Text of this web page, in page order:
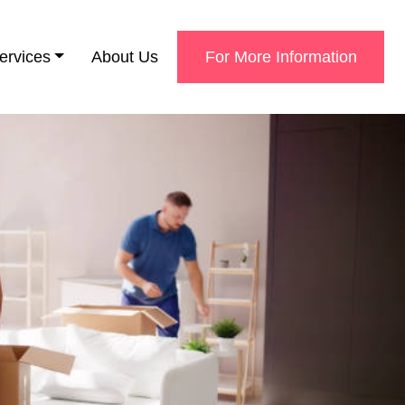
About Us For More Information